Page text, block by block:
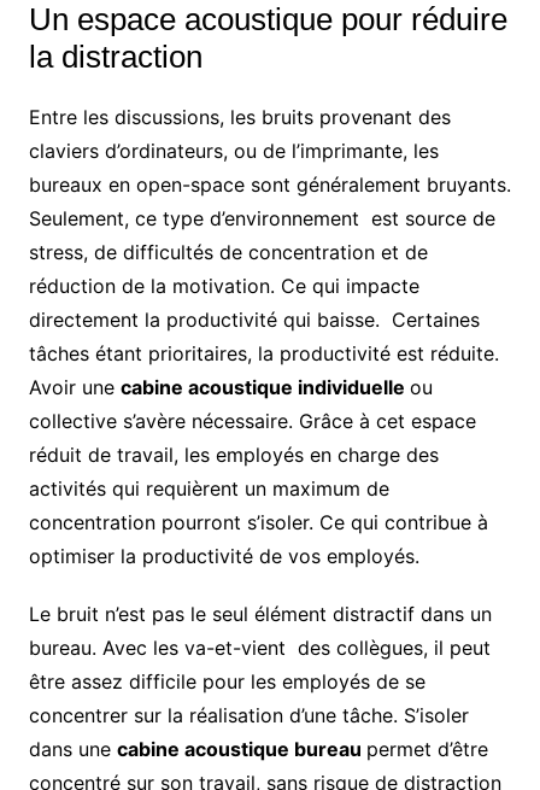
Un espace acoustique pour réduire
la distraction
Entre les discussions, les bruits provenant des
claviers d’ordinateurs, ou de l’imprimante, les
bureaux en open-space sont généralement bruyants.
Seulement, ce type d’environnement est source de
stress, de difficultés de concentration et de
réduction de la motivation. Ce qui impacte
directement la productivité qui baisse. Certaines
tâches étant prioritaires, la productivité est réduite.
Avoir une cabine acoustique individuelle ou
collective s’avère nécessaire. Grâce à cet espace
réduit de travail, les employés en charge des
activités qui requièrent un maximum de
concentration pourront s’isoler. Ce qui contribue à
optimiser la productivité de vos employés.
Le bruit n’est pas le seul élément distractif dans un
bureau. Avec les va-et-vient des collègues, il peut
être assez difficile pour les employés de se
concentrer sur la réalisation d’une tâche. S’isoler
dans une cabine acoustique bureau permet d’être
concentré sur son travail, sans risque de distraction